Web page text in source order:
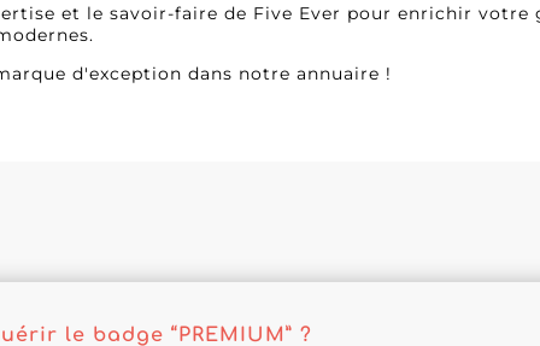
et le savoir-faire de Five Ever pour enrichir votre
d'exception dans notre annuaire !
le badge “PREMIUM” ?